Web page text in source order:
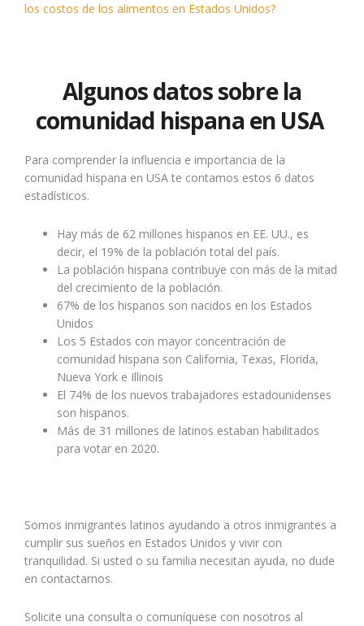
los costos de los alimentos en Estados Unidos?
Algunos datos sobre la
comunidad hispana en USA
Para comprender la influencia e importancia de la
comunidad hispana en USA te contamos estos 6 datos
estadísticos.
Hay más de 62 millones hispanos en EE. UU., es
decir, el 19% de la población total del país.
La población hispana contribuye con más de la mitad
del crecimiento de la población.
67% de los hispanos son nacidos en los Estados
Unidos
Los 5 Estados con mayor concentración de
comunidad hispana son California, Texas, Florida,
Nueva York e Illinois
El 74% de los nuevos trabajadores estadounidenses
son hispanos.
Más de 31 millones de latinos estaban habilitados
para votar en 2020.
Somos inmigrantes latinos ayudando a otros inmigrantes a
cumplir sus sueños en Estados Unidos y vivir con
tranquilidad. Si usted o su familia necesitan ayuda, no dude
en contactarnos.
Solicite una consulta o comuníquese con nosotros al